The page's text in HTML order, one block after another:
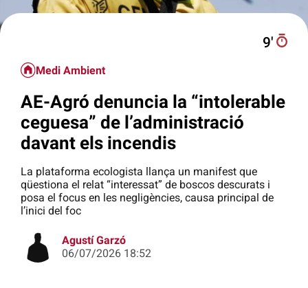
9′
Medi Ambient
AE-Agró denuncia la “intolerable
ceguesa” de l’administració
davant els incendis
La plataforma ecologista llança un manifest que
qüestiona el relat “interessat” de boscos descurats i
posa el focus en les negligències, causa principal de
l’inici del foc
Agustí Garzó
06/07/2026 18:52